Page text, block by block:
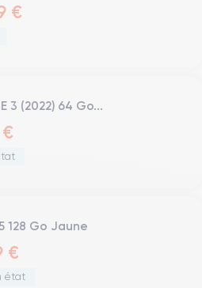
€
3 (2022) 64 Go...
128 Go Jaune
€
état